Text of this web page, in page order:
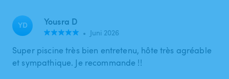
YD Yousra D
• Juni 2026
Super piscine très bien entretenu, hôte très agréable
et sympathique. Je recommande !!